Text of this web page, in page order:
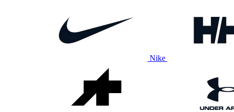
Nike